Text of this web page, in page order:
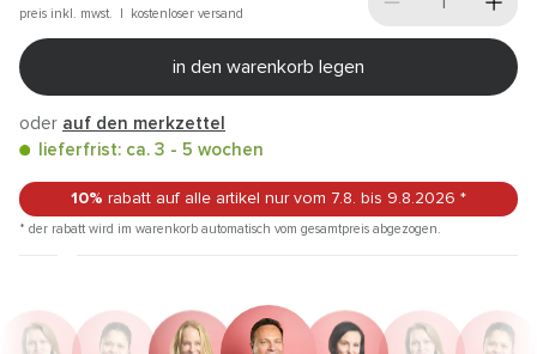
preis inkl. mwst. | kostenloser versand
in den warenkorb legen
oder auf den merkzettel
lieferfrist: ca. 3 - 5 wochen
10% rabatt auf alle artikel nur vom 7.8. bis 9.8.2026 *
* der rabatt wird im warenkorb automatisch vom gesamtpreis abgezogen.